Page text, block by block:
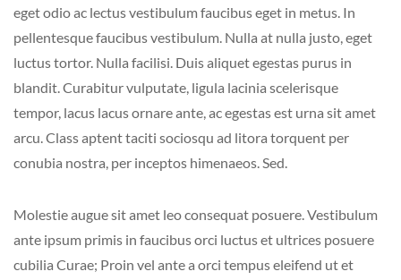
eget odio ac lectus vestibulum faucibus eget in metus. In
pellentesque faucibus vestibulum. Nulla at nulla justo, eget
luctus tortor. Nulla facilisi. Duis aliquet egestas purus in
blandit. Curabitur vulputate, ligula lacinia scelerisque
tempor, lacus lacus ornare ante, ac egestas est urna sit amet
arcu. Class aptent taciti sociosqu ad litora torquent per
conubia nostra, per inceptos himenaeos. Sed.
Molestie augue sit amet leo consequat posuere. Vestibulum
ante ipsum primis in faucibus orci luctus et ultrices posuere
cubilia Curae; Proin vel ante a orci tempus eleifend ut et